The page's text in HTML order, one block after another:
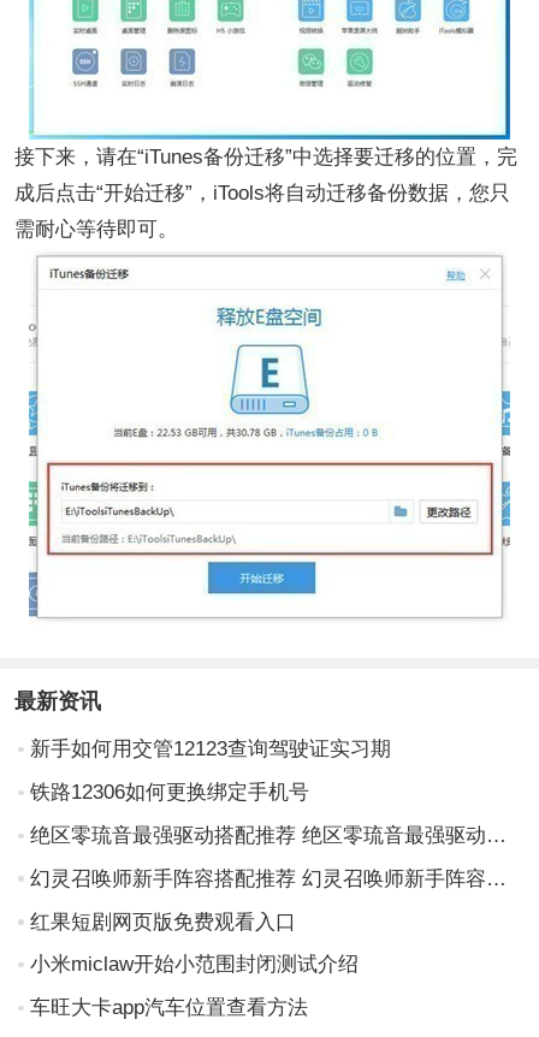
接下来，请在“iTunes备份迁移”中选择要迁移的位置，完
成后点击“开始迁移”，iTools将自动迁移备份数据，您只
需耐心等待即可。
最新资讯
新手如何用交管12123查询驾驶证实习期
铁路12306如何更换绑定手机号
绝区零琉音最强驱动搭配推荐 绝区零琉音最强驱动搭配攻略
幻灵召唤师新手阵容搭配推荐 幻灵召唤师新手阵容搭配攻略
红果短剧网页版免费观看入口
小米miclaw开始小范围封闭测试介绍
车旺大卡app汽车位置查看方法